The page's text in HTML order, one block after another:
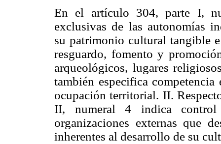
En el artículo 304, parte I,
exclusivas de las autonomías
su patrimonio cultural tangible
resguardo, fomento y
arqueológicos, lugares
también especifica
ocupación territorial. II.
II, numeral 4 indica
organizaciones externas que
inherentes al desarrollo de su